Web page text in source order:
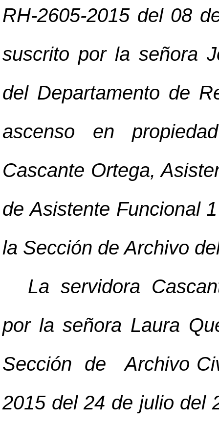
RH-2605-2015 del 08
suscrito por la señora
del Departamento de
ascenso en
Cascante Ortega,
de Asistente Funcional
la Sección de Archivo
La servidora
por la señora Laura
Sección de Archivo
2015 del 24 de julio del